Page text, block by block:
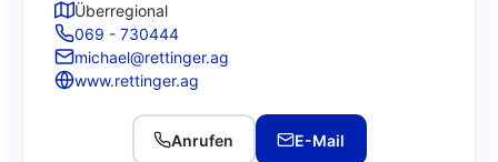
und E-Bikes, Sachverständiger für durch
Waschstraßen verursachte Schäden,
Sachverständiger für Nutzfahrzeuge,
Sachverständiger für Honorarstreitigkeiten.
Kfz-Sachverständigen e.V. 2. Fachgebiet
Personenzertifizierter Sachverständiger für
Überregional
069 - 730444
michael@rettinger.ag
www.rettinger.ag
Anrufen E-Mail